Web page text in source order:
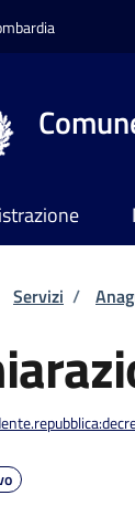
di
Servizi /